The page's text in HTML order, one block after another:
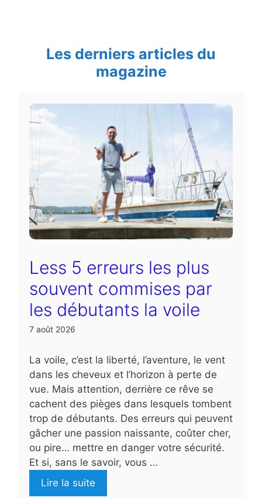
Les derniers articles du
magazine
Less 5 erreurs les plus
souvent commises par
les débutants la voile
7 août 2026
La voile, c’est la liberté, l’aventure, le vent
dans les cheveux et l’horizon à perte de
vue. Mais attention, derrière ce rêve se
cachent des pièges dans lesquels tombent
trop de débutants. Des erreurs qui peuvent
gâcher une passion naissante, coûter cher,
ou pire… mettre en danger votre sécurité.
Et si, sans le savoir, vous …
Lire la suite